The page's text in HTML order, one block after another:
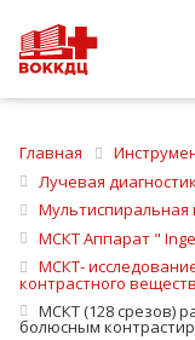
Главная
Лучевая
МСКТ Аппарат "
МСКТ-
контрастного
МСКТ (128 срезов)
болюсным